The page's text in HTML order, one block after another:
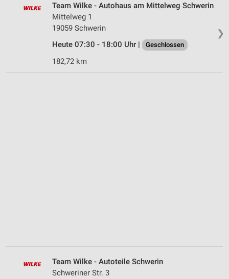
❯
Team Wilke - Autohaus am Mittelweg Schwerin
Mittelweg 1
19059 Schwerin
Heute 07:30 - 18:00 Uhr |
Geschlossen
182,72 km
Team Wilke - Autoteile Schwerin
Schweriner Str. 3